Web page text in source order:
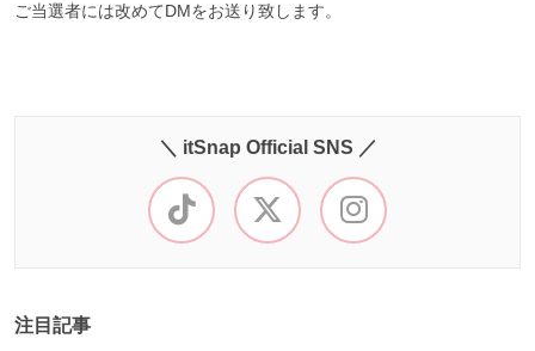
ご当選者には改めてDMをお送り致します。
＼ itSnap Official SNS ／
注目記事